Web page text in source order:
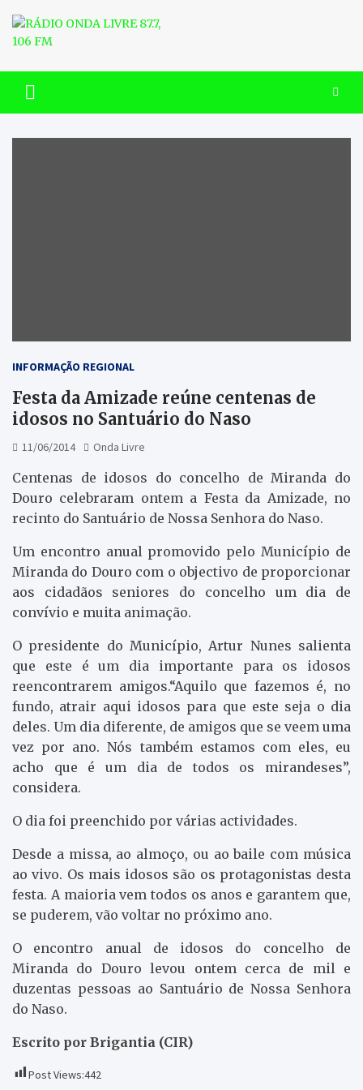
content
RÁDIO ONDA LIVRE 87.7, 106
FM
INFORMAÇÃO REGIONAL
Festa da Amizade reúne centenas de
idosos no Santuário do Naso
11/06/2014 Onda Livre
Centenas de idosos do concelho de Miranda do
Douro celebraram ontem a Festa da Amizade, no
recinto do Santuário de Nossa Senhora do Naso.
Um encontro anual promovido pelo Município de
Miranda do Douro com o objectivo de proporcionar
aos cidadãos seniores do concelho um dia de
convívio e muita animação.
O presidente do Município, Artur Nunes salienta
que este é um dia importante para os idosos
reencontrarem amigos.“Aquilo que fazemos é, no
fundo, atrair aqui idosos para que este seja o dia
deles. Um dia diferente, de amigos que se veem uma
vez por ano. Nós também estamos com eles, eu
acho que é um dia de todos os mirandeses”,
considera.
O dia foi preenchido por várias actividades.
Desde a missa, ao almoço, ou ao baile com música
ao vivo. Os mais idosos são os protagonistas desta
festa. A maioria vem todos os anos e garantem que,
se puderem, vão voltar no próximo ano.
O encontro anual de idosos do concelho de
Miranda do Douro levou ontem cerca de mil e
duzentas pessoas ao Santuário de Nossa Senhora
do Naso.
Escrito por Brigantia (CIR)
Post Views:442